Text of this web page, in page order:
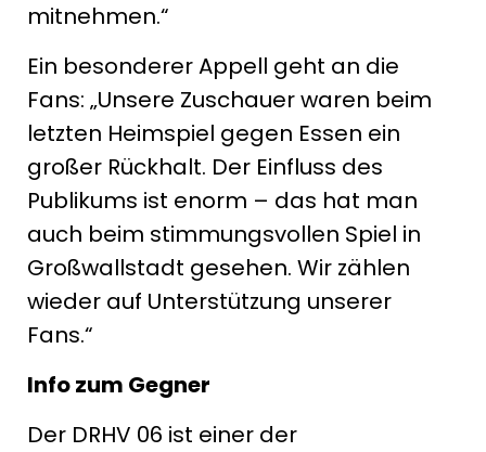
mitnehmen.“
Ein besonderer Appell geht an die
Fans: „Unsere Zuschauer waren beim
letzten Heimspiel gegen Essen ein
großer Rückhalt. Der Einfluss des
Publikums ist enorm – das hat man
auch beim stimmungsvollen Spiel in
Großwallstadt gesehen. Wir zählen
wieder auf Unterstützung unserer
Fans.“
Info zum Gegner
Der DRHV 06 ist einer der